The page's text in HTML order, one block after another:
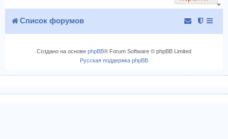
ь
Список форумов
Создано на основе phpBB® Forum Software © phpBB Limited
Русская поддержка phpBB